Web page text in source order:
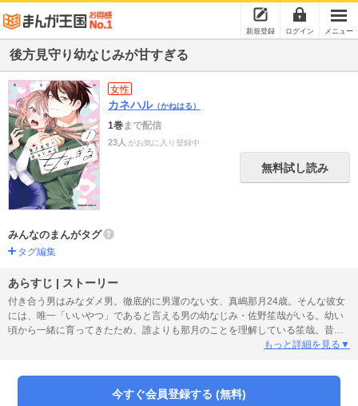
新規登録 ログイン メニュー
後方見守り幼なじみが甘すぎる
女性
カネハル（かねはる）
1巻まで配信
23人 がお気に入り登録中
無料試し読み
みんなのまんがタグ
タグ編集
あらすじ | ストーリー
付き合う男はみなダメ男。徹底的に男運のない女、真嶋那月24歳。そんな彼女
には、唯一「いいやつ」であると言える男の幼なじみ・佐野笙哉がいる。幼い
頃から一緒に育ってきたため、誰よりも那月のことを理解している笙哉。昔は
甘えん坊で寂しがりやだった彼は、今では、やたら世話焼きなイケメンへと進
年下幼なじみからの、いたれりつくせりラブ第1巻！
もっと詳細を見る▼
今すぐ会員登録する (無料)